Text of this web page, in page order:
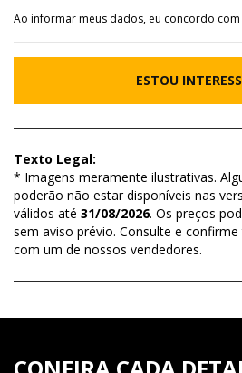
Ao informar meus dados, eu concordo com
ESTOU
Texto Legal:
* Imagens meramente ilustrativas.
poderão não estar disponíveis nas
válidos até 31/08/2026. Os preços
sem aviso prévio. Consulte e
com um de nossos vendedores.